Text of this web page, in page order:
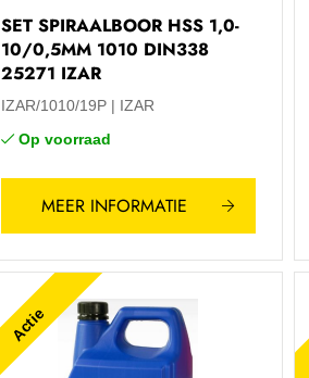
SET SPIRAALBOOR HSS 1,0-
10/0,5MM 1010 DIN338
25271 IZAR
IZAR/1010/19P
IZAR
Op voorraad
MEER INFORMATIE
Actie